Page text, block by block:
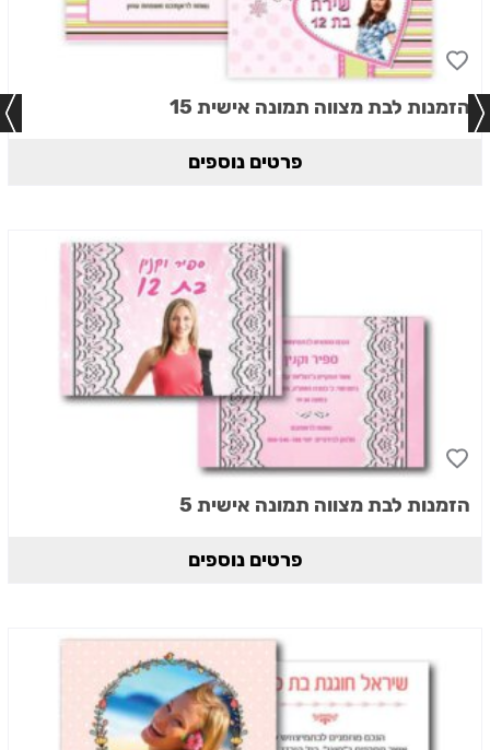
הזמנות לבת מצווה תמונה אישית 15
פרטים נוספים
הזמנות לבת מצווה תמונה אישית 5
פרטים נוספים